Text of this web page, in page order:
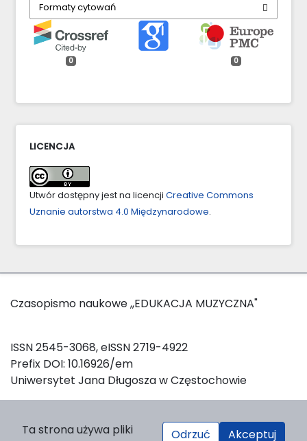
Formaty cytowań
0 0
LICENCJA
Utwór dostępny jest na licencji Creative Commons
Uznanie autorstwa 4.0 Międzynarodowe.
Czasopismo naukowe ,,EDUKACJA MUZYCZNA"
ISSN 2545-3068, eISSN 2719-4922
Prefix DOI: 10.16926/em
Uniwersytet Jana Długosza w Częstochowie
W celu zainicjowania oraz utrzymania sesji logowania, a
Ta strona używa pliki
Odrzuć Akceptuj